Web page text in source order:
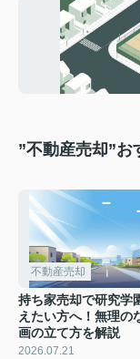
”不動産売却”お
不動産売却
持ち家売却で研究学
えたい方へ！無理の
画の立て方を解説
2026.07.21